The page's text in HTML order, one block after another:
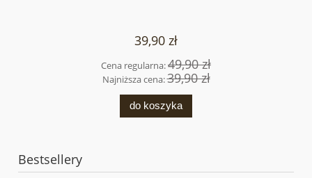
39,90 zł
Cena regularna:49,90 zł
Najniższa cena:39,90 zł
do koszyka
Bestsellery